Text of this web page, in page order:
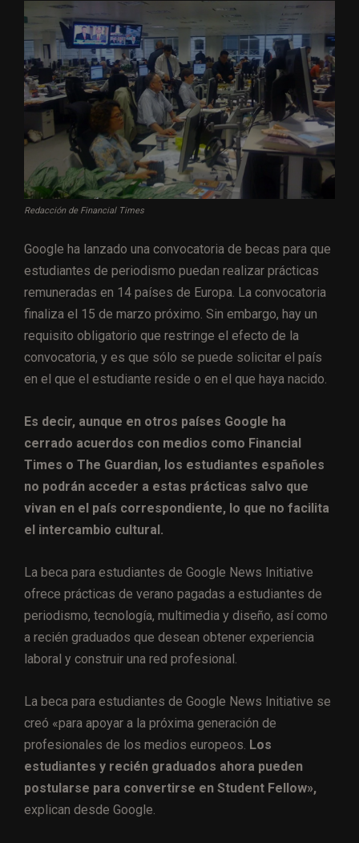
Redacción de Financial Times
Google ha lanzado una convocatoria de becas para que
estudiantes de periodismo puedan realizar prácticas
remuneradas en 14 países de Europa. La convocatoria
finaliza el 15 de marzo próximo. Sin embargo, hay un
requisito obligatorio que restringe el efecto de la
convocatoria, y es que sólo se puede solicitar el país
en el que el estudiante reside o en el que haya nacido.
Es decir, aunque en otros países Google ha
cerrado acuerdos con medios como Financial
Times o The Guardian, los estudiantes españoles
no podrán acceder a estas prácticas salvo que
vivan en el país correspondiente, lo que no facilita
el intercambio cultural.
La beca para estudiantes de Google News Initiative
ofrece prácticas de verano pagadas a estudiantes de
periodismo, tecnología, multimedia y diseño, así como
a recién graduados que desean obtener experiencia
laboral y construir una red profesional.
La beca para estudiantes de Google News Initiative se
creó «para apoyar a la próxima generación de
profesionales de los medios europeos. Los
estudiantes y recién graduados ahora pueden
postularse para convertirse en Student Fellow»,
explican desde Google.